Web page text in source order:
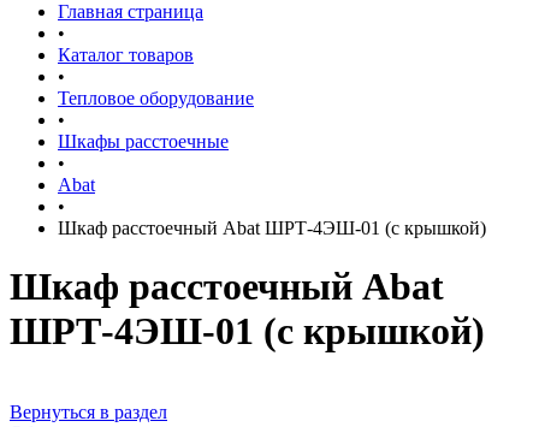
Главная страница
•
Каталог товаров
•
Тепловое оборудование
•
Шкафы расстоечные
•
Abat
•
Шкаф расстоечный Abat ШРТ-4ЭШ-01 (с крышкой)
Шкаф расстоечный Abat
ШРТ-4ЭШ-01 (с крышкой)
Вернуться в раздел